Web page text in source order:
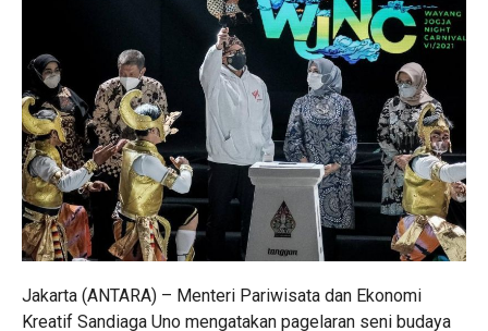
Jakarta (ANTARA) – Menteri Pariwisata dan Ekonomi
Kreatif Sandiaga Uno mengatakan pagelaran seni budaya